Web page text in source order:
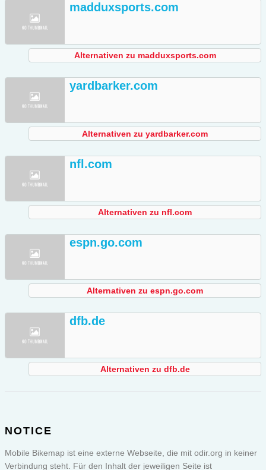
madduxsports.com
Alternativen zu madduxsports.com
yardbarker.com
Alternativen zu yardbarker.com
nfl.com
Alternativen zu nfl.com
espn.go.com
Alternativen zu espn.go.com
dfb.de
Alternativen zu dfb.de
NOTICE
Mobile Bikemap ist eine externe Webseite, die mit odir.org in keiner
Verbindung steht. Für den Inhalt der jeweiligen Seite ist